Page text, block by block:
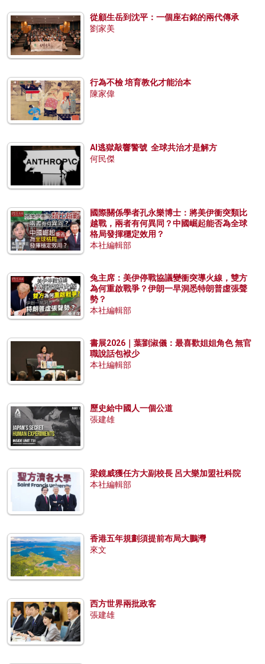
從顧生岳到沈平：一個座右銘的兩代傳承
劉家美
行為不檢 培育教化才能治本
陳家偉
AI逃獄敲響警號 全球共治才是解方
何民傑
國際關係學者孔永樂博士：將美伊衝突類比
越戰，兩者有何異同？中國崛起能否為全球
格局發揮穩定效用？
本社編輯部
兔主席：美伊停戰協議變衝突導火線，雙方
為何重啟戰爭？伊朗一早洞悉特朗普虛張聲
勢？
本社編輯部
書展2026｜葉劉淑儀：最喜歡姐姐角色 無官
職說話包袱少
本社編輯部
歷史給中國人一個公道
張建雄
梁鏡威獲任方大副校長 呂大樂加盟社科院
本社編輯部
香港五年規劃須提前布局大鵬灣
來文
西方世界兩批政客
張建雄